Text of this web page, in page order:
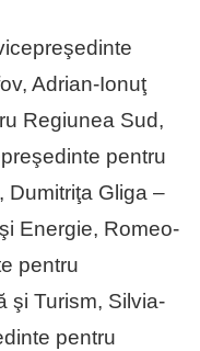
Adrian-Ionuţ
Regiunea Sud,
pentru
Dumitriţa Gliga –
Energie, Romeo-
pentru
şi Turism, Silvia-
pentru